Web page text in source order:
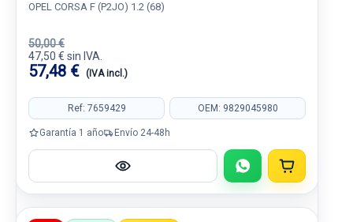
OPEL CORSA F (P2JO) 1.2 (68)
50,00 €
47,50 € sin IVA.
57,48 € (IVA incl.)
Ref: 7659429 OEM: 9829045980
Garantía 1 año Envío 24-48h